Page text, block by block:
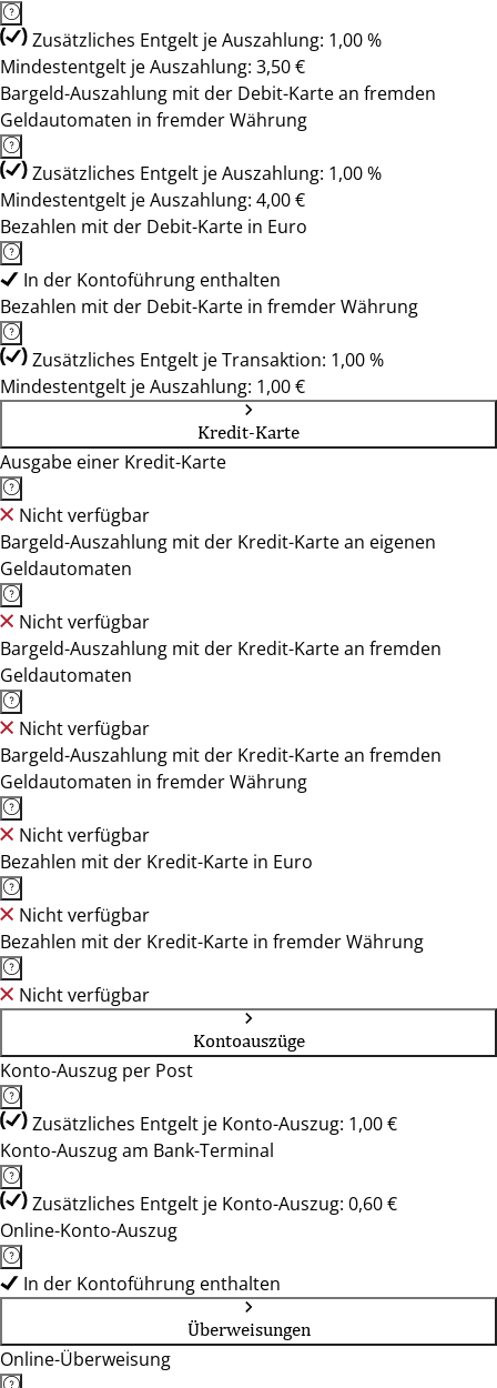
Zusätzliches Entgelt je Auszahlung: 1,00 %
Mindestentgelt je Auszahlung: 3,50 €
Bargeld-Auszahlung mit der Debit-Karte an fremden
Geldautomaten in fremder Währung
Zusätzliches Entgelt je Auszahlung: 1,00 %
Mindestentgelt je Auszahlung: 4,00 €
Bezahlen mit der Debit-Karte in Euro
In der Kontoführung enthalten
Bezahlen mit der Debit-Karte in fremder Währung
Zusätzliches Entgelt je Transaktion: 1,00 %
Mindestentgelt je Auszahlung: 1,00 €
Kredit-Karte
Ausgabe einer Kredit-Karte
Nicht verfügbar
Bargeld-Auszahlung mit der Kredit-Karte an eigenen
Geldautomaten
Nicht verfügbar
Bargeld-Auszahlung mit der Kredit-Karte an fremden
Geldautomaten
Nicht verfügbar
Bargeld-Auszahlung mit der Kredit-Karte an fremden
Geldautomaten in fremder Währung
Nicht verfügbar
Bezahlen mit der Kredit-Karte in Euro
Nicht verfügbar
Bezahlen mit der Kredit-Karte in fremder Währung
Nicht verfügbar
Kontoauszüge
Konto-Auszug per Post
Zusätzliches Entgelt je Konto-Auszug: 1,00 €
Konto-Auszug am Bank-Terminal
Zusätzliches Entgelt je Konto-Auszug: 0,60 €
Online-Konto-Auszug
In der Kontoführung enthalten
Überweisungen
Online-Überweisung